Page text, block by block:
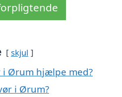
skjul
i Ørum hjælpe med?
i Ørum?